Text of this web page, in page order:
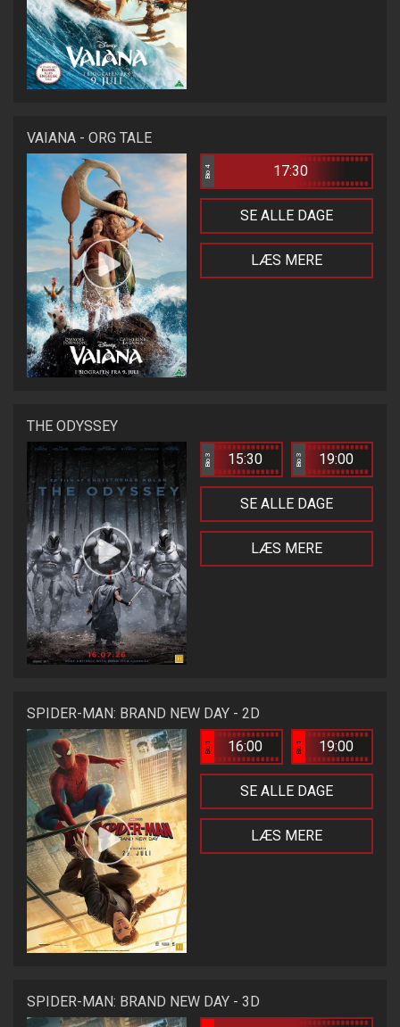
VAIANA - ORG TALE
Bio 4 17:30
SE ALLE DAGE
LÆS MERE
THE ODYSSEY
Bio 3 15:30 Bio 3 19:00
SE ALLE DAGE
LÆS MERE
SPIDER-MAN: BRAND NEW DAY - 2D
Bio 1 16:00 Bio 1 19:00
SE ALLE DAGE
LÆS MERE
SPIDER-MAN: BRAND NEW DAY - 3D